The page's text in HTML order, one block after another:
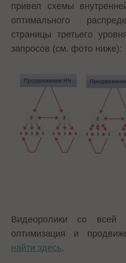
привел схемы
оптимального
страницы третьего
запросов (см. фото ниже):
Видеоролики со всей
оптимизация и
найти здесь.